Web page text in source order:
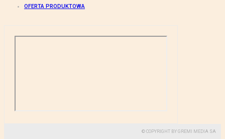
OFERTA PRODUKTOWA
© COPYRIGHT BY GREMI MEDIA SA